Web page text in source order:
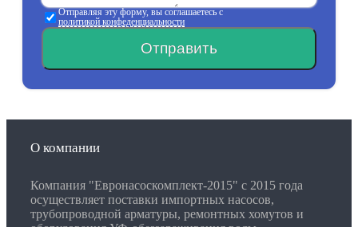
Отправляя эту форму, вы соглашаетесь с
политикой конфеденциальности
Отправить
О компании
Компания "Евронасоскомплект-2015" с 2015 года
осуществляет поставки импортных насосов,
трубопроводной арматуры, ремонтных хомутов и